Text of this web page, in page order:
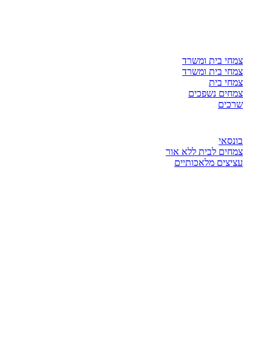
צמחי בית ומשרד
צמחי בית ומשרד
צמחי בית
צמחים נשפכים
שרכים
בונסאי
צמחים לבית ללא אור
עציצים מלאכותיים